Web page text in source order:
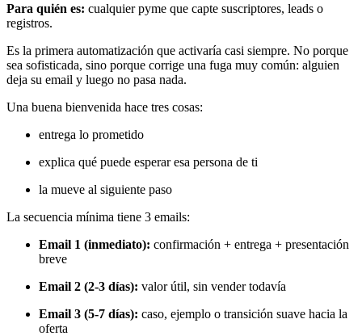
Para quién es: cualquier pyme que capte suscriptores, leads o
registros.
Es la primera automatización que activaría casi siempre. No porque
sea sofisticada, sino porque corrige una fuga muy común: alguien
deja su email y luego no pasa nada.
Una buena bienvenida hace tres cosas:
entrega lo prometido
explica qué puede esperar esa persona de ti
la mueve al siguiente paso
La secuencia mínima tiene 3 emails:
Email 1 (inmediato): confirmación + entrega + presentación
breve
Email 2 (2-3 días): valor útil, sin vender todavía
Email 3 (5-7 días): caso, ejemplo o transición suave hacia la
oferta